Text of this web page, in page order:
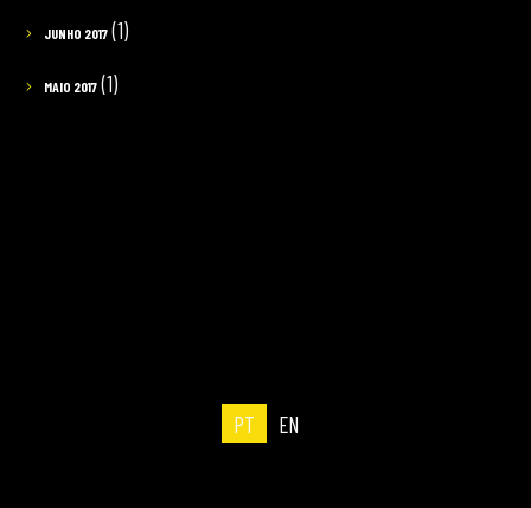
JUNHO 2017(1)
MAIO 2017(1)
PT EN